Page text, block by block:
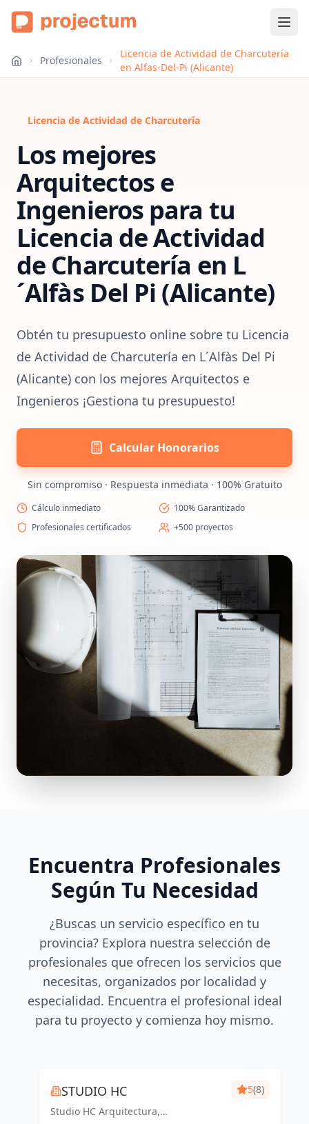
Profesionales
Licencia de Actividad de Charcutería
en Alfas-Del-Pi (Alicante)
Licencia de Actividad de Charcutería
Los mejores
Arquitectos e
Ingenieros para tu
Licencia de Actividad
de Charcutería en L
´Alfàs Del Pi (Alicante)
Obtén tu presupuesto online sobre tu Licencia
de Actividad de Charcutería en L´Alfàs Del Pi
(Alicante) con los mejores Arquitectos e
Ingenieros ¡Gestiona tu presupuesto!
Calcular Honorarios
Sin compromiso · Respuesta inmediata · 100% Gratuito
Cálculo inmediato
100% Garantizado
Profesionales certificados
+500 proyectos
Encuentra Profesionales
Según Tu Necesidad
¿Buscas un servicio específico en tu
provincia? Explora nuestra selección de
profesionales que ofrecen los servicios que
necesitas, organizados por localidad y
especialidad. Encuentra el profesional ideal
para tu proyecto y comienza hoy mismo.
STUDIO HC
Studio HC Arquitectura,
5(8)